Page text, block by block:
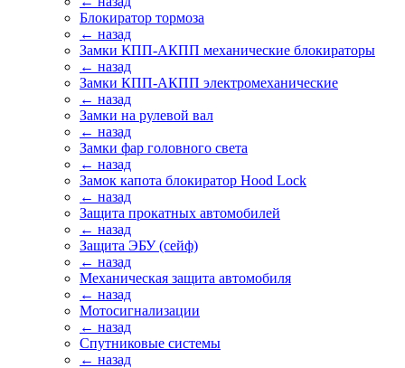
Блокиратор тормоза
← назад
Замки КПП-АКПП механические блокираторы
← назад
Замки КПП-АКПП электромеханические
← назад
Замки на рулевой вал
← назад
Замки фар головного света
← назад
Замок капота блокиратор Hood Lock
← назад
Защита прокатных автомобилей
← назад
Защита ЭБУ (сейф)
← назад
Механическая защита автомобиля
← назад
Мотосигнализации
← назад
Спутниковые системы
← назад